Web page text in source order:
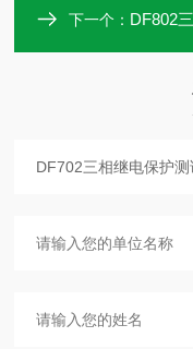
下一个： DF802